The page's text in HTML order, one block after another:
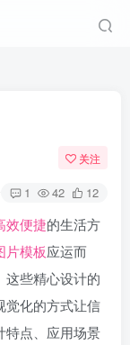
关注
1 42 12
效便捷的生活方
片模板应运而
这些精心设计的
觉化的方式让信
特点、应用场景